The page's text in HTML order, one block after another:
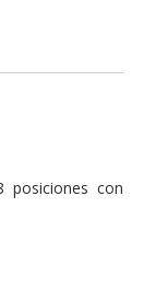
posiciones con